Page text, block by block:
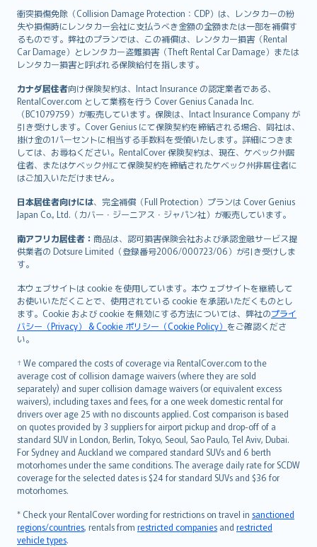
衝突損傷免除（Collision Damage Protection：CDP）は、レンタカーの紛
失や損傷時にレンタカー会社に支払うべき金額の全額または一部を補償す
るものです。弊社のプランでは、この補償は、レンタカー損害（Rental
Car Damage）とレンタカー盗難損害（Theft Rental Car Damage）または
レンタカー損害と呼ばれる保険給付を指します。
カナダ居住者向け保険契約は、Intact Insurance の認定業者である、
RentalCover.com として業務を行う Cover Genius Canada Inc.
（BC1079759）が販売しています。保険は、Intact Insurance Company が
引き受けします。Cover Genius にて保険契約を締結される場合、同社は、
掛け金の1パーセントに相当する手数料を受領いたします。詳細につきま
しては、お尋ねください。RentalCover 保険契約は、現在、ケベック州居
住者、またはケベック州にて保険契約を締結されたケベック州非居住者に
はご加入いただけません。
日本居住者向けには、完全補償（Full Protection）プランは Cover Genius
Japan Co., Ltd.（カバー・ジーニアス・ジャパン社）が販売しています。
南アフリカ居住者： 商品は、認可損害保険会社および承認金融サービス提
供業者の Dotsure Limited（登録番号2006/000723/06）が引き受けしま
す。
本ウェブサイトは cookie を使用しています。本ウェブサイトを継続して
お使いいただくことで、使用されている cookie を承諾いただくものとし
ます。Cookie および cookie を無効にする方法については、弊社のプライ
バシー（Privacy） & Cookie ポリシー（Cookie Policy） をご確認くださ
い。
† We compared the costs of coverage via RentalCover.com to the
average cost of collision damage waivers (where they are sold
separately) and super collision damage waivers (or equivalent excess
waivers), including taxes and fees, for a one week domestic rental for
drivers over age 25 with no discounts applied. Cost comparison is based
on quotes provided by 3 suppliers for airport pickup and drop-off of a
standard SUV in London, Berlin, Tokyo, Seoul, Sao Paulo, Tel Aviv, Dubai.
For Sydney and Auckland we compared standard SUVs and 6 berth
motorhomes under the same conditions. The average daily rate for SCDW
coverage for the selected dates is $24 for standard SUVs and $36 for
motorhomes.
* Check your RentalCover wording for restrictions on travel in sanctioned
regions/countries, rentals from restricted companies and restricted
vehicle types.